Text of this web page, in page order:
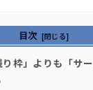
目次
枠」よりも「サー